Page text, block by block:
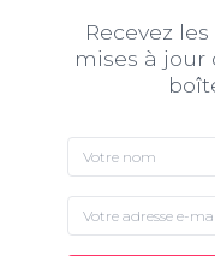
Recevez
mises à